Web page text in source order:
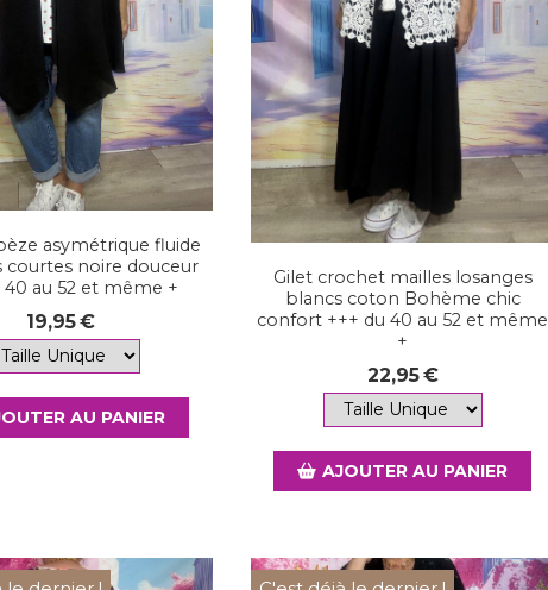
asymétrique fluide
courtes noire douceur
40 au 52 et même +
19,95€
AU PANIER
Gilet crochet mailles losanges
blancs coton Bohème chic
confort +++ du 40 au 52 et même
+
22,95€
AJOUTER AU PANIER